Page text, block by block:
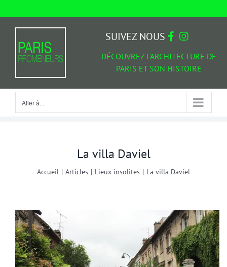
Aller à...
DÉCOUVREZ L'ARCHITECTURE DE
PARIS ET SON HISTOIRE
SUIVEZ NOUS
Aller à...
La villa Daviel
Accueil | Articles | Lieux insolites | La villa Daviel